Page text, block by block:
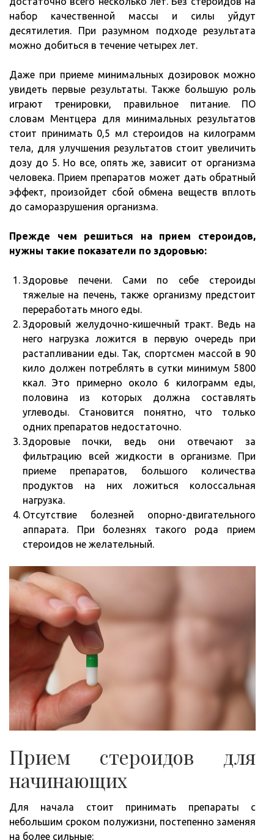
набор качественной массы и силы уйдут
десятилетия. При разумном подходе результата
можно добиться в течение четырех лет.
Даже при приеме минимальных дозировок можно
увидеть первые результаты. Также большую роль
играют тренировки, правильное питание. ПО
словам Ментцера для минимальных результатов
стоит принимать 0,5 мл стероидов на килограмм
тела, для улучшения результатов стоит увеличить
дозу до 5. Но все, опять же, зависит от организма
человека. Прием препаратов может дать обратный
эффект, произойдет сбой обмена веществ вплоть
до саморазрушения организма.
Прежде чем решиться на прием стероидов,
нужны такие показатели по здоровью:
Здоровье печени. Сами по себе стероиды
тяжелые на печень, также организму предстоит
переработать много еды.
Здоровый желудочно-кишечный тракт. Ведь на
него нагрузка ложится в первую очередь при
растапливании еды. Так, спортсмен массой в 90
кило должен потреблять в сутки минимум 5800
ккал. Это примерно около 6 килограмм еды,
половина из которых должна составлять
углеводы. Становится понятно, что только
одних препаратов недостаточно.
Здоровые почки, ведь они отвечают за
фильтрацию всей жидкости в организме. При
приеме препаратов, большого количества
продуктов на них ложиться колоссальная
нагрузка.
Отсутствие болезней опорно-двигательного
аппарата. При болезнях такого рода прием
стероидов не желательный.
Прием стероидов для
начинающих
Для начала стоит принимать препараты с
небольшим сроком полужизни, постепенно заменяя
на более сильные: